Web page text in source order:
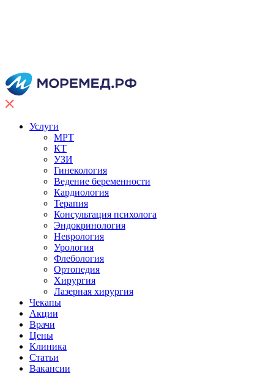
Услуги
МРТ
КТ
УЗИ
Гинекология
Ведение беременности
Кардиология
Терапия
Консультация психолога
Эндокринология
Неврология
Урология
Флебология
Ортопедия
Хирургия
Лазерная хирургия
Чекапы
Акции
Врачи
Цены
Клиника
Статьи
Вакансии